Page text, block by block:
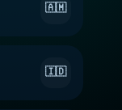
🇦🇲
🇮🇩